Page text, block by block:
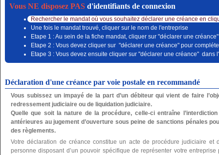
Vous NE disposez PASd'identifiants de connexion
Rechercher le mandat où vous souhaitez déclarer une créance en
Une fois le mandat trouvé, cliquer sur le nom de l'entreprise
Etape 1 : Au sein de la fiche mandat, cliquer sur "déclarer une créance"
Etape 2 : Vous devez cliquer sur "déclarer une créance" pour
Etape 3 : Vous devez ensuite cliquer sur "déclarer une créance" dans
Déclaration d'une créance par voie postale en recommandé
Vous subissez un impayé de la part d’un débiteur qui vient de faire
redressement judiciaire ou de liquidation judiciaire.
Quelle que soit la nature de la procédure, celle-ci entraîne
antérieures au jugement d’ouverture sous peine de sanctions pénales
des règlements.
Votre déclaration de créance constitue un acte de procédure judiciaire et
personne disposant d’un pouvoir spécifique de représenter votre